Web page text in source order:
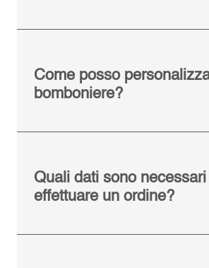
Come posso
bomboniere?
Quali dati sono
effettuare un ordine?